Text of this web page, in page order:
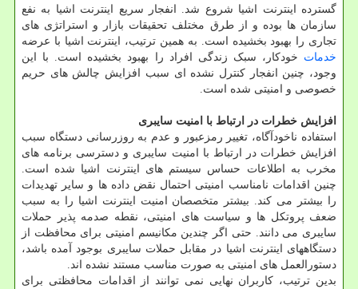
گسترده اینترنت اشیا شروع شد. انفجار سریع اینترنت اشیا به نفع
سازمان ها بوده و از طرق مختلف تحقیقات بازار و استراتژی های
تجاری را بهبود بخشیده است. به همین ترتیب، اینترنت اشیا با عرضه
خدمات خودکار، سبک زندگی افراد را بهبود بخشیده است. با این
وجود، چنین انفجار کنترل نشده ای سبب افزایش چالش های حریم
خصوصی و امنیتی شده است.
افزایش خطرات در ارتباط با امنیت سایبری
استفاده ناخودآگاه، تغییر رمزعبور و عدم به روزرسانی دستگاه سبب
افزایش خطرات در ارتباط با امنیت سایبری و دسترسی برنامه های
مخرب به اطلاعات حساس سیستم های اینترنت اشیا شده است.
چنین اقدامات نامناسب امنیتی احتمال نقض داده ها و سایر تهدیدات
را بیشتر می کند. بیشتر متخصصان امنیت اینترنت اشیا را به سبب
ضعف پروتکل ها و سیاست های امنیتی، نقطه صدمه پذیر حملات
سایبری می دانند. حتی اگر چندین مکانیسم امنیتی برای محافظت از
دستگاههای اینترنت اشیا در مقابل حملات سایبری بوجود آمده باشد،
دستورالعمل های امنیتی به صورت مناسب مستند نشده اند.
بدین ترتیب، کاربران نهایی نمی توانند از اقدامات محافظتی برای